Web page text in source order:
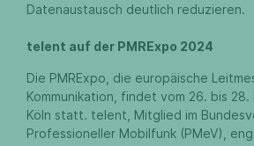
Datenaustausch deutlich reduzieren.
telent auf der PMRExpo 2024
Die PMRExpo, die europäische
Kommunikation, findet vom 26. bis
Köln statt. telent, Mitglied im
Professioneller Mobilfunk (PMeV),